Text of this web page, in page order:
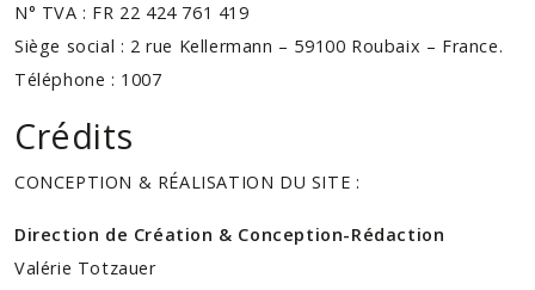
N° TVA : FR 22 424 761 419
Siège social : 2 rue Kellermann – 59100 Roubaix – France.
Téléphone : 1007
Crédits
CONCEPTION & RÉALISATION DU SITE :
Direction de Création & Conception-Rédaction
Valérie Totzauer